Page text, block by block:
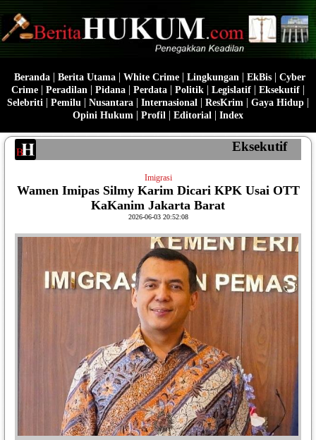
Beranda| Berita Utama| White Crime| Lingkungan | EkBis| Cyber
Crime | Peradilan | Pidana | Perdata | Politik | Legislatif | Eksekutif |
Selebriti | Pemilu | Nusantara | Internasional | ResKrim | Gaya Hidup |
Opini Hukum | Profil | Editorial | Index
Eksekutif
Imigrasi
Wamen Imipas Silmy Karim Dicari KPK Usai OTT
KaKanim Jakarta Barat
2026-06-03 20:52:08